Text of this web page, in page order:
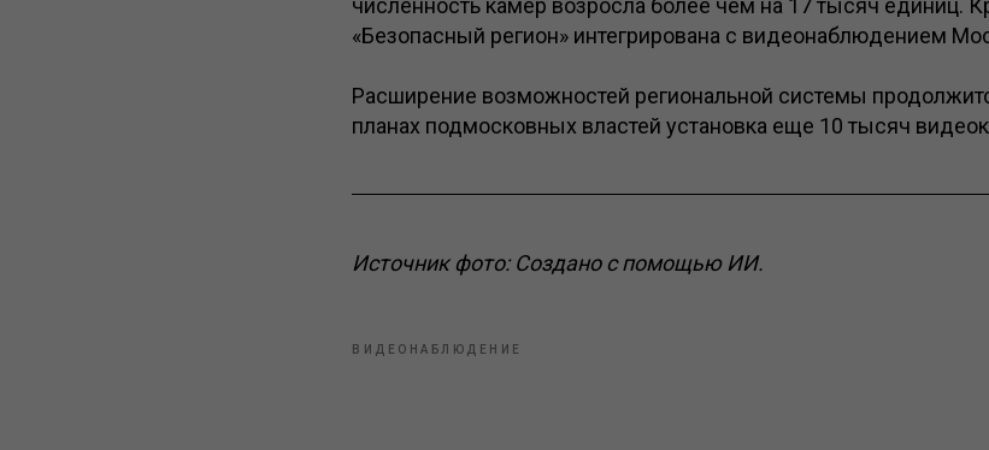
численность камер возросла более чем на 17 тысяч единиц.
«Безопасный регион» интегрирована с видеонаблюдением
Расширение возможностей региональной системы
планах подмосковных властей установка еще 10 тысяч
Источник фото: Создано с помощью ИИ.
ВИДЕОНАБЛЮДЕНИЕ